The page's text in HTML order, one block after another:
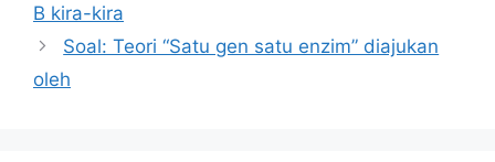
B kira-kira
Soal: Teori “Satu gen satu enzim” diajukan
oleh